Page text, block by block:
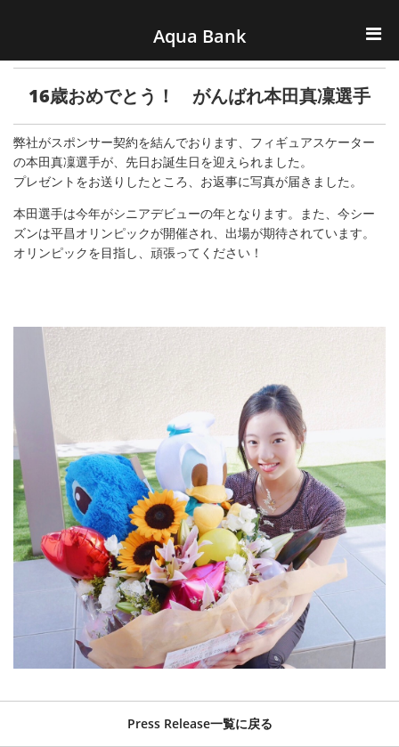
Aqua Bank
TOP
Water Server
COOLIC
環境事業
16歳おめでとう！ がんばれ本田真凜選手
弊社がスポンサー契約を結んでおります、フィギュアスケーター
の本田真凜選手が、先日お誕生日を迎えられました。
プレゼントをお送りしたところ、お返事に写真が届きました。
本田選手は今年がシニアデビューの年となります。また、今シー
ズンは平昌オリンピックが開催され、出場が期待されています。
オリンピックを目指し、頑張ってください！
Press Release一覧に戻る